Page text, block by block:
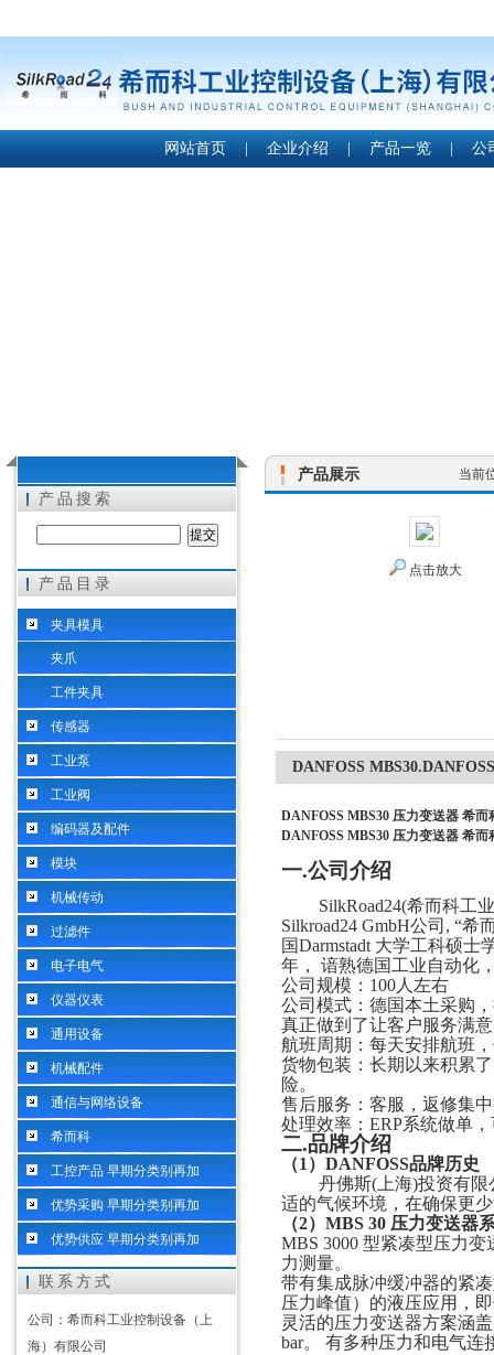
希而科工业控制设备（上海）有限公司
网站首页 | 企业介绍 | 产品一览 | 公
产品搜索
产品目录
夹具模具
夹爪
工件夹具
传感器
工业泵
工业阀
编码器及配件
模块
机械传动
过滤件
电子电气
仪器仪表
通用设备
机械配件
通信与网络设备
希而科
工控产品 早期分类别再加
优势采购 早期分类别再加
优势供应 早期分类别再加
联系方式
公司：希而科工业控制设备（上
海）有限公司
产品展示 当前
点击放大
DANFOSS
DANFOSS MBS30 压力变送器 希而
DANFOSS MBS30 压力变送器 希而
一.公司介绍
SilkRoad24(希而科工
Silkroad24 GmbH公司, “
国Darmstadt 大学工科硕士
年， 谙熟德国工业自动化
公司规模： 100人左右
公司模式：德国本土采购
真正做到了让客户服务满
航班周期：每天安排航班
货物包装：长期以来积累
险。
售后服务：客服，返修集
处理效率： ERP系统做单
二.品牌介绍
（1） DANFOSS品牌历史
丹佛斯(上海)投资有
适的气候环境，在确保更
（2）MBS 30 压力变送器
MBS 3000 型紧凑型压力
力测量。
带有集成脉冲缓冲器的紧
压力峰值）的液压应用，
灵活的压力变送器方案涵
bar。 有多种压力和电气连